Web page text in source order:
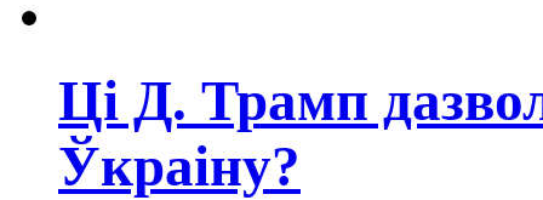
Ці Д. Трамп
Ўкраіну?